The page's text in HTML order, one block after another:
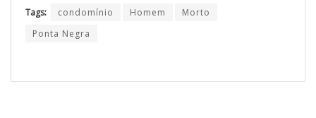
Tags: condomínio Homem
Morto
Ponta Negra